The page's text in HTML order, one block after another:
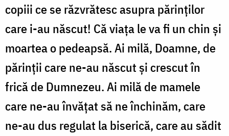
copiii ce se răzvrătesc asupra părinţilor
care i-au născut! Că viaţa le va fi un chin şi
moartea o pedeapsă. Ai milă, Doamne, de
părinţii care ne-au născut şi crescut în
frică de Dumnezeu. Ai milă de mamele
care ne-au învăţat să ne închinăm, care
ne-au dus regulat la biserică, care au sădit